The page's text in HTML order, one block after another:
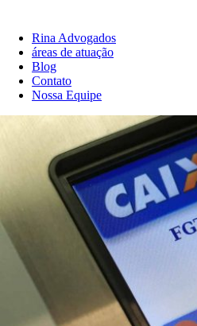
Rina Advogados
áreas de atuação
Blog
Contato
Nossa Equipe